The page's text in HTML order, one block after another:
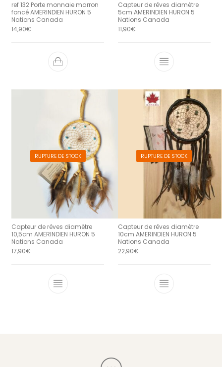
ref 132 Porte monnaie marron
foncé AMERINDIEN HURON 5
Nations Canada
14,90€
Capteur de rêves diamètre
5cm AMERINDIEN HURON 5
Nations Canada
11,90€
RUPTURE DE STOCK
Capteur de rêves diamètre
10,5cm AMERINDIEN HURON 5
Nations Canada
17,90€
RUPTURE DE STOCK
Capteur de rêves diamètre
10cm AMERINDIEN HURON 5
Nations Canada
22,90€